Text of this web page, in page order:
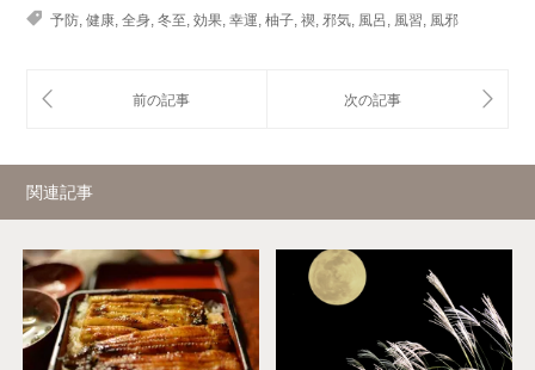
予防, 健康, 全身, 冬至, 効果, 幸運, 柚子, 禊, 邪気, 風呂 , 風習, 風邪
関連記事